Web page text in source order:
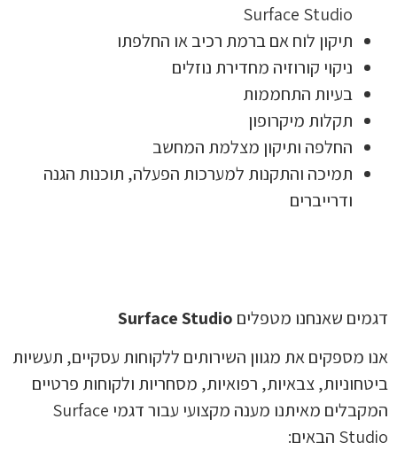
Surface Studio
תיקון לוח אם ברמת רכיב או החלפתו
ניקוי קורוזיה מחדירת נוזלים
בעיות התחממות
תקלות מיקרופון
החלפה ותיקון מצלמת המחשב
תמיכה והתקנות למערכות הפעלה, תוכנות הגנה
ודרייברים
דגמים שאנחנו מטפלים Surface Studio
אנו מספקים את מגוון השירותים ללקוחות עסקיים, תעשיות
ביטחוניות, צבאיות, רפואיות, מסחריות ולקוחות פרטיים
המקבלים מאיתנו מענה מקצועי עבור דגמי Surface
Studio הבאים: